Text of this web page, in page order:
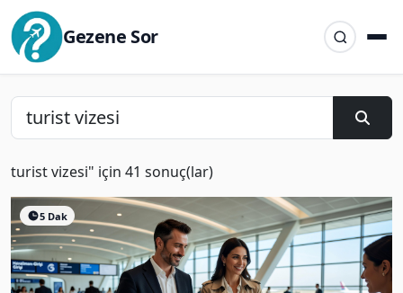
Gezene Sor
turist vizesi" için 41 sonuç(lar)
5 Dak